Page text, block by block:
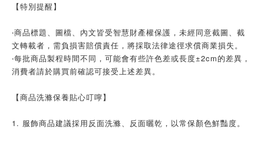
【特別提醒】
‧商品標題、圖檔、內文皆受智慧財產權保護，未經同意截圖、截
文轉載者，需負損害賠償責任，將採取法律途徑求償商業損失。
‧每批商品製程時間不同，可能會有些許色差或長度±2cm的差異，
消費者請於購買前確認可接受上述差異。
【商品洗滌保養貼心叮嚀】
1. 服飾商品建議採用反面洗滌、反面曬乾，以常保顏色鮮豔度。